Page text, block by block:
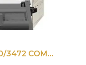
TONER BROTHER TN3470/3472 COMPATIVEL